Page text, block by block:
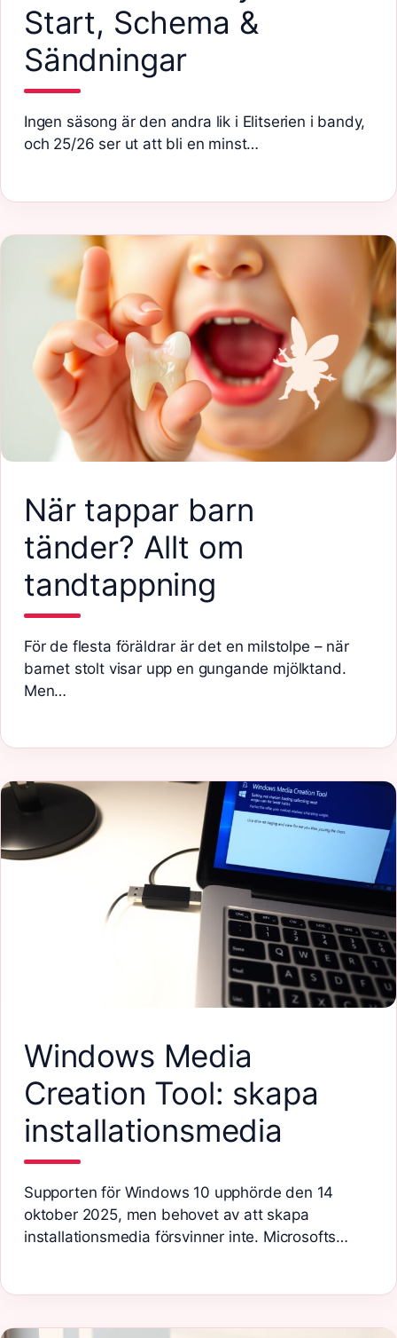
Start, Schema &
Sändningar
Ingen säsong är den andra lik i Elitserien i bandy,
och 25/26 ser ut att bli en minst…
När tappar barn
tänder? Allt om
tandtappning
För de flesta föräldrar är det en milstolpe – när
barnet stolt visar upp en gungande mjölktand.
Men…
Windows Media
Creation Tool: skapa
installationsmedia
Supporten för Windows 10 upphörde den 14
oktober 2025, men behovet av att skapa
installationsmedia försvinner inte. Microsofts…